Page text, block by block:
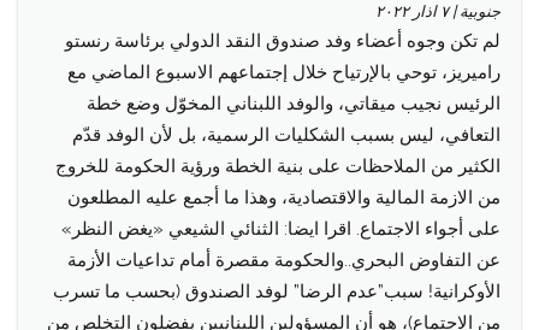
جنوبية | ٧ اذار ٢٠٢٢
لم تكن وجوه أعضاء وفد صندوق النقد الدولي برئاسة رنستو
راميريز، توحي بالإرتياح خلال إجتماعهم الاسبوع الماضي مع
الرئيس نجيب ميقاتي، والوفد اللبناني المخوّل وضع خطة
التعافي، ليس بسبب الشكليات الرسمية، بل لأن الوفد قدّم
الكثير من الملاحظات على بنية الخطة ورؤية الحكومة للخروج
من الازمة المالية والاقتصادية، وهذا ما أجمع عليه المطلعون
على أجواء الاجتماع. اقرا ايضا: الثنائي الشيعي «يغض النظر»
عن التفاوض البحري..والحكومة مقصرة أمام تداعيات الأزمة
الأوكرانية! سبب”عدم الرضا” لوفد الصندوق (بحسب ما تسرب
من الاجتماع)، هو أن المسؤولين اللبنانيين يفضلون التخلص من